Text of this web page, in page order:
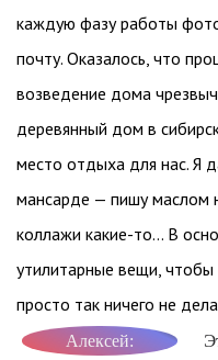
каждую фазу работы
почту. Оказалось, что
возведение дома
деревянный дом в
место отдыха для нас. Я
мансарде — пишу маслом
коллажи какие-то… В
утилитарные вещи,
просто так ничего не
Алексей: